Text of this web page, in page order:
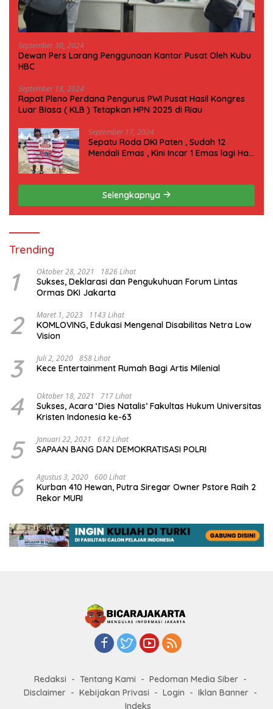
September 30, 2024
Dewan Pers Larang Penggunaan Kantor Pusat Oleh Kubu
HBC
September 18, 2024
Rapat Pleno Perdana Pengurus PWI Pusat Hasil Kongres
Luar Biasa ( KLB ) Tetapkan HPN 2025 di Riau
September 17, 2024
Sepatu Roda DKI Paten , Sudah 12
Mendali Emas , Kini Incar 1 Emas lagi Hari
Selengkapnya
Trending
1 Oktober 28, 2021 1826 Lihat
Sukses, Deklarasi dan Pengukuhuan Forum Lintas
Ormas DKI Jakarta
2 Maret 1, 2023 1143 Lihat
KOMLOVING, Edukasi Mengenal Disabilitas Netra Low
Vision
3 Juli 2, 2020 858 Lihat
Kece Entertainment Rumah Bagi Artis Milenial
4 Oktober 18, 2021 717 Lihat
Sukses, Acara ‘Dies Natalis’ Fakultas Hukum Universitas
Kristen Indonesia ke-63
5 Januari 22, 2021 612 Lihat
SAPAAN BANG DAN DEMOKRATISASI POLRI
6 Agustus 3, 2020 600 Lihat
Kurban 410 Hewan, Putra Siregar Owner Pstore Raih 2
Rekor MURI
Redaksi Tentang Kami
Pedoman Media Siber
Disclaimer
Kebijakan Privasi Login
Iklan Banner
Indeks